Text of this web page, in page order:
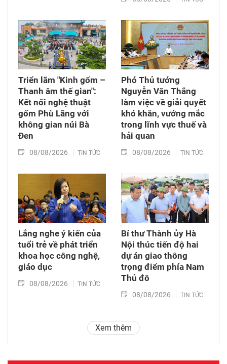
Triển lãm "Kinh gốm –
Thanh âm thế gian":
Kết nối nghệ thuật
gốm Phù Lãng với
không gian núi Bà
Đen
08/08/2026 TIN TỨC
Phó Thủ tướng
Nguyễn Văn Thắng
làm việc về giải quyết
khó khăn, vướng mắc
trong lĩnh vực thuế và
hải quan
08/08/2026 TIN TỨC
Lắng nghe ý kiến của
tuổi trẻ về phát triển
khoa học công nghệ,
giáo dục
08/08/2026 TIN TỨC
Bí thư Thành ủy Hà
Nội thúc tiến độ hai
dự án giao thông
trọng điểm phía Nam
Thủ đô
08/08/2026 TIN TỨC
Xem thêm